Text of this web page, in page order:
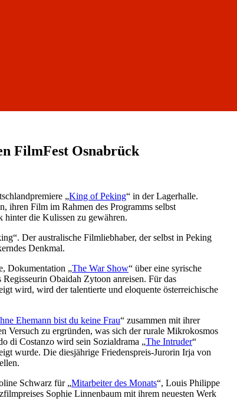
FilmFest Osnabrück
„King of Peking“ in der Lagerhalle.
ihren Film im Rahmen des Programms selbst
hinter die Kulissen zu gewähren.
Der australische Filmliebhaber, der selbst in Peking
Denkmal.
Dokumentation „The War Show“ über eine syrische
Obaidah Zytoon anreisen. Für das
wird, wird der talentierte und eloquente österreichische
Ehemann bist du keine Frau“ zusammen mit ihrer
Versuch zu ergründen, was sich der rurale Mikrokosmos
di Costanzo wird sein Sozialdrama „The Intruder“
wurde. Die diesjährige Friedenspreis-Jurorin Irja von
Schwarz für „Mitarbeiter des Monats“, Louis Philippe
Sophie Linnenbaum mit ihrem neuesten Werk